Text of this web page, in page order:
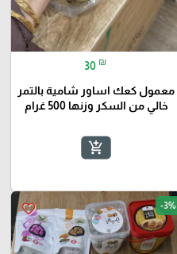
30 ₪
معمول كعك اساور شامية بالتمر
خالي من السكر وزنها 500 غرام
add_shopping_cart
favorite_border -3%